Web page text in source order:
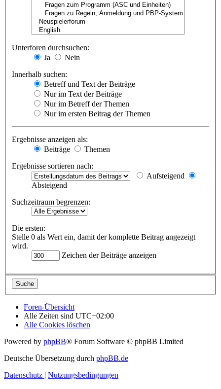
Unterforen durchsuchen:
Ja
Nein
Innerhalb suchen:
Betreff und Text der Beiträge
Nur im Text der Beiträge
Nur im Betreff der Themen
Nur im ersten Beitrag der Themen
Ergebnisse anzeigen als:
Beiträge
Themen
Ergebnisse sortieren nach:
Aufsteigend
Absteigend
Suchzeitraum begrenzen:
Die ersten:
Stelle 0 als Wert ein, damit der komplette Beitrag angezeigt
wird.
Zeichen der Beiträge anzeigen
Foren-Übersicht
Alle Zeiten sind UTC+02:00
Alle Cookies löschen
Powered by phpBB® Forum Software © phpBB Limited
Deutsche Übersetzung durch phpBB.de
Datenschutz | Nutzungsbedingungen